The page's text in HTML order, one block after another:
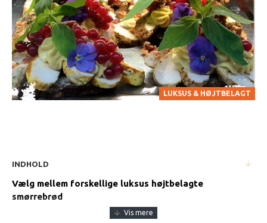
LUKSUS & HØJTBELAGT
INDHOLD
Vælg mellem forskellige luksus højtbelagte
smørrebrød